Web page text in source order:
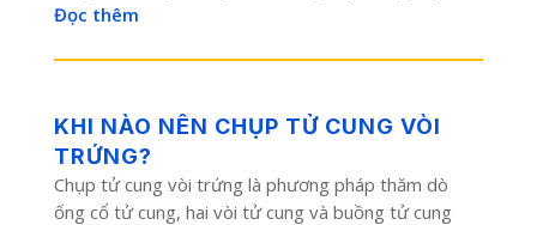
Đọc thêm
KHI NÀO NÊN CHỤP TỬ CUNG VÒI
TRỨNG?
Chụp tử cung vòi trứng là phương pháp thăm dò
ống cổ tử cung, hai vòi tử cung và buồng tử cung